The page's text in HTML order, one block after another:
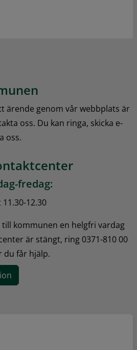
ärende genom vår webbplats är
oss. Du kan ringa, skicka e-
oss.
fredag:
12.30
kommunen en helgfri vardag
är stängt, ring 0371-810 00
får hjälp.